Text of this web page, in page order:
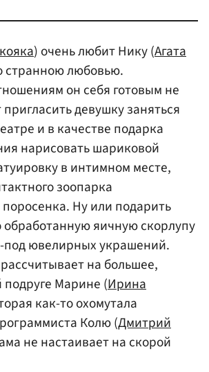
) очень любит Нику (Агата
странною любовью.
он себя готовым не
девушку заняться
и в качестве подарка
нарисовать шариковой
в интимном месте,
зоопарка
Ну или подарить
обработанную яичную скорлупу
под ювелирных украшений.
на большее,
подруге Марине (Ирина
как-то охомутала
Колю (Дмитрий
не настаивает на скорой